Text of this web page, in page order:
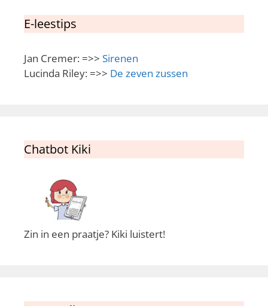
E-leestips
Jan Cremer: =>> Sirenen
Lucinda Riley: =>> De zeven zussen
Chatbot Kiki
Zin in een praatje? Kiki luistert!